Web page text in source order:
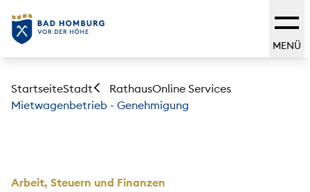
MENÜ
StartseiteStadt RathausOnline Services
Mietwagenbetrieb - Genehmigung
Arbeit, Steuern und Finanzen